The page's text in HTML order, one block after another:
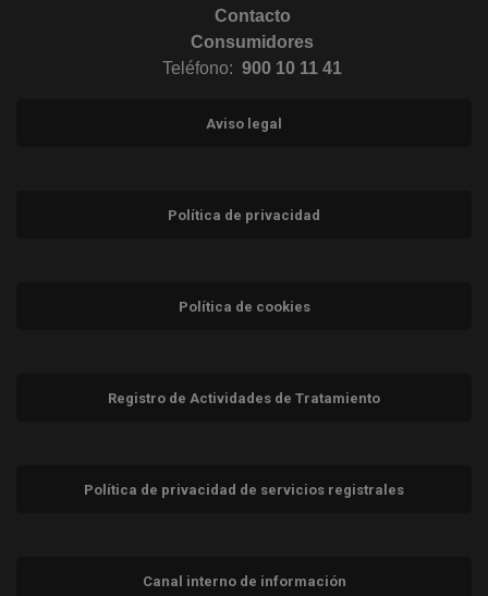
Contacto
Consumidores
Teléfono: 900 10 11 41
Aviso legal
Política de privacidad
Política de cookies
Registro de Actividades de Tratamiento
Política de privacidad de servicios registrales
Canal interno de información